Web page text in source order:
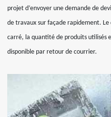
projet d’envoyer une demande de
de travaux sur façade rapidement.
carré, la quantité de produits utilisés
disponible par retour de courrier.